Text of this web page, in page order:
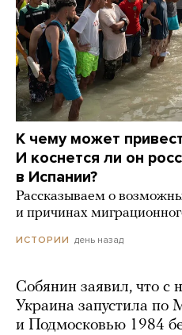
К чему может
И коснется ли он
в Испании?
Рассказываем о
и причинах
ИСТОРИИ день назад
Собянин заявил, что с
Украина запустила по
и Подмосковью 1984